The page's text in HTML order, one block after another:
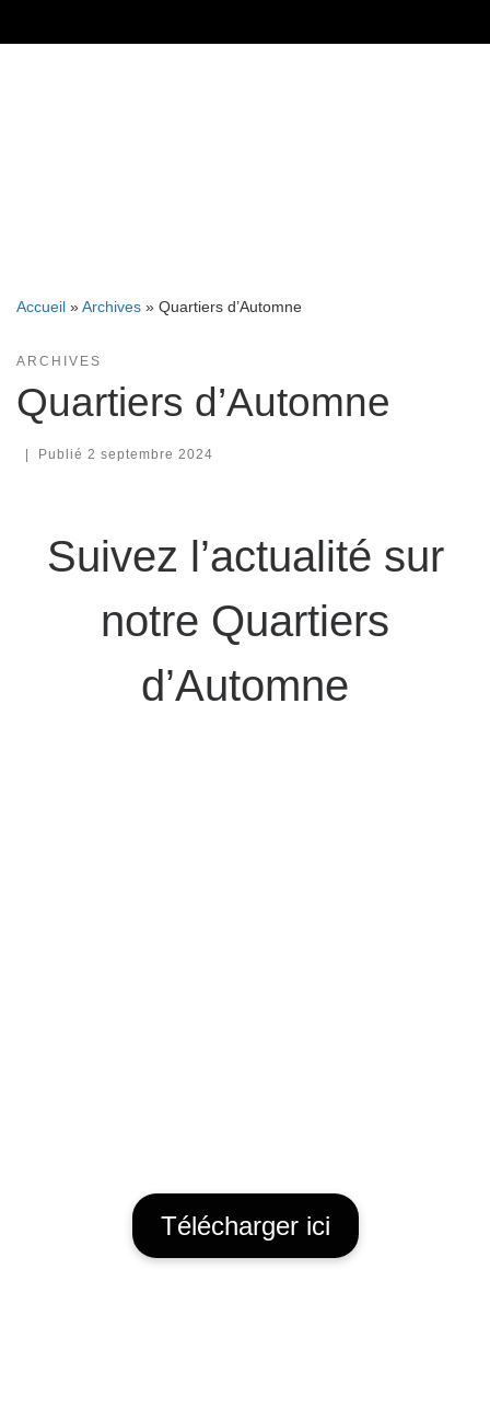
Accueil »Archives » Quartiers d’Automne
ARCHIVES
Quartiers d’Automne
Publié 2 septembre 2024
Suivez l’actualité sur
notre Quartiers
d’Automne
Télécharger ici